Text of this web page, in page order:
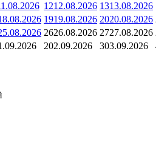
1212.08.2026 1313.08.2026
1919.08.2026 2020.08.2026
2626.08.2026 2727.08.2026
202.09.2026 303.09.2026